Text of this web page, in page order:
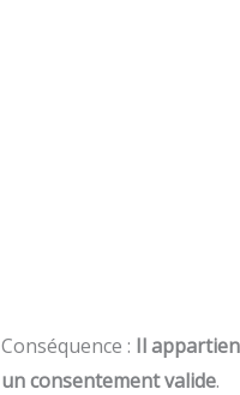
Conséquence : Il
un consentement valide.